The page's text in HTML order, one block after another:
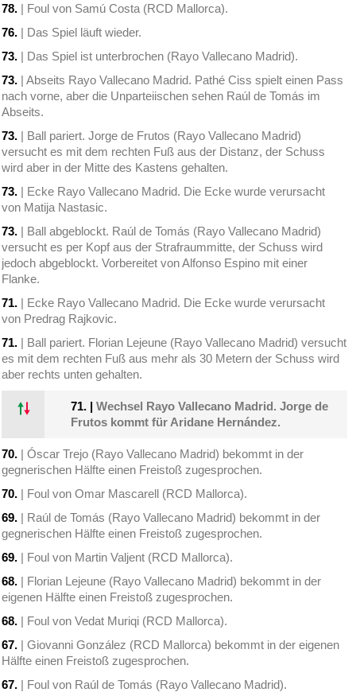
78. | Foul von Samú Costa (RCD Mallorca).
76. | Das Spiel läuft wieder.
73. | Das Spiel ist unterbrochen (Rayo Vallecano Madrid).
73. | Abseits Rayo Vallecano Madrid. Pathé Ciss spielt einen Pass
nach vorne, aber die Unparteiischen sehen Raúl de Tomás im
Abseits.
73. | Ball pariert. Jorge de Frutos (Rayo Vallecano Madrid)
versucht es mit dem rechten Fuß aus der Distanz, der Schuss
wird aber in der Mitte des Kastens gehalten.
73. | Ecke Rayo Vallecano Madrid. Die Ecke wurde verursacht
von Matija Nastasic.
73. | Ball abgeblockt. Raúl de Tomás (Rayo Vallecano Madrid)
versucht es per Kopf aus der Strafraummitte, der Schuss wird
jedoch abgeblockt. Vorbereitet von Alfonso Espino mit einer
Flanke.
71. | Ecke Rayo Vallecano Madrid. Die Ecke wurde verursacht
von Predrag Rajkovic.
71. | Ball pariert. Florian Lejeune (Rayo Vallecano Madrid) versucht
es mit dem rechten Fuß aus mehr als 30 Metern der Schuss wird
aber rechts unten gehalten.
71. |Wechsel Rayo Vallecano Madrid. Jorge de
Frutos kommt für Aridane Hernández.
70. | Óscar Trejo (Rayo Vallecano Madrid) bekommt in der
gegnerischen Hälfte einen Freistoß zugesprochen.
70. | Foul von Omar Mascarell (RCD Mallorca).
69. | Raúl de Tomás (Rayo Vallecano Madrid) bekommt in der
gegnerischen Hälfte einen Freistoß zugesprochen.
69. | Foul von Martin Valjent (RCD Mallorca).
68. | Florian Lejeune (Rayo Vallecano Madrid) bekommt in der
eigenen Hälfte einen Freistoß zugesprochen.
68. | Foul von Vedat Muriqi (RCD Mallorca).
67. | Giovanni González (RCD Mallorca) bekommt in der eigenen
Hälfte einen Freistoß zugesprochen.
67. | Foul von Raúl de Tomás (Rayo Vallecano Madrid).